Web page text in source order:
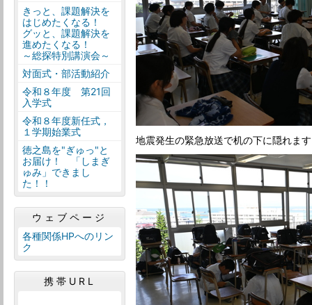
地震発生の緊急放送で机の下に隠れま
きっと、課題解決を
はじめたくなる！
グッと、課題解決を
進めたくなる！
～総探特別講演会～
対面式・部活動紹介
令和８年度 第21回
入学式
令和８年度新任式，
１学期始業式
徳之島を"ぎゅっ"と
お届け！ 「しまぎ
ゅみ」できまし
た！！
ウェブページ
各種関係HPへのリン
ク
携帯URL